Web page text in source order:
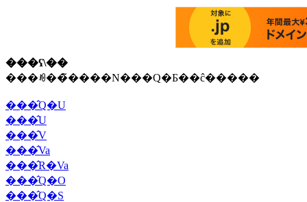
���ʕ\��
���ꂼ��̃����N���Q�Ƃ��ĉ�����
���̂Q�U
���̂U
���̂V
���̂Va
���̂R�Va
���̂Q�O
���̂Q�S